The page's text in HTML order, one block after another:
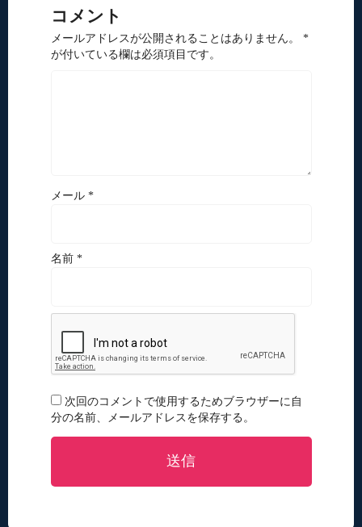
コメント
メールアドレスが公開されることはありません。 *
が付いている欄は必須項目です。
メール *
名前 *
次回のコメントで使用するためブラウザーに自
分の名前、メールアドレスを保存する。
送信